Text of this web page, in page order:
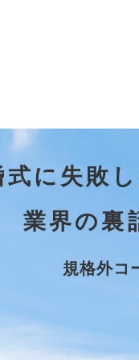
式に失敗
業界の裏
規格外コ